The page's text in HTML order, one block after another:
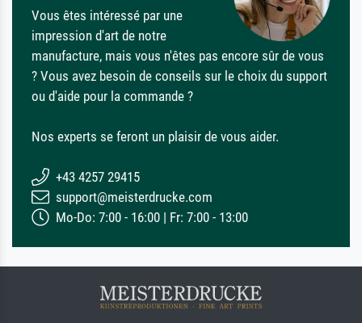
Vous êtes intéressé par une
impression d'art de notre
manufacture, mais vous n'êtes pas encore sûr de vous
? Vous avez besoin de conseils sur le choix du support
ou d'aide pour la commande ?
Nos experts se feront un plaisir de vous aider.
+43 4257 29415
support@meisterdrucke.com
Mo-Do: 7:00 - 16:00 | Fr: 7:00 - 13:00